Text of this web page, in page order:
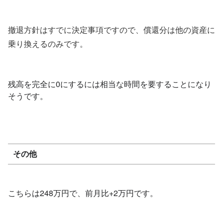
撤退方針はすでに決定事項ですので、償還分は他の資産に
乗り換えるのみです。
残高を完全に0にするには相当な時間を要することになり
そうです。
その他
こちらは248万円で、前月比+2万円です。